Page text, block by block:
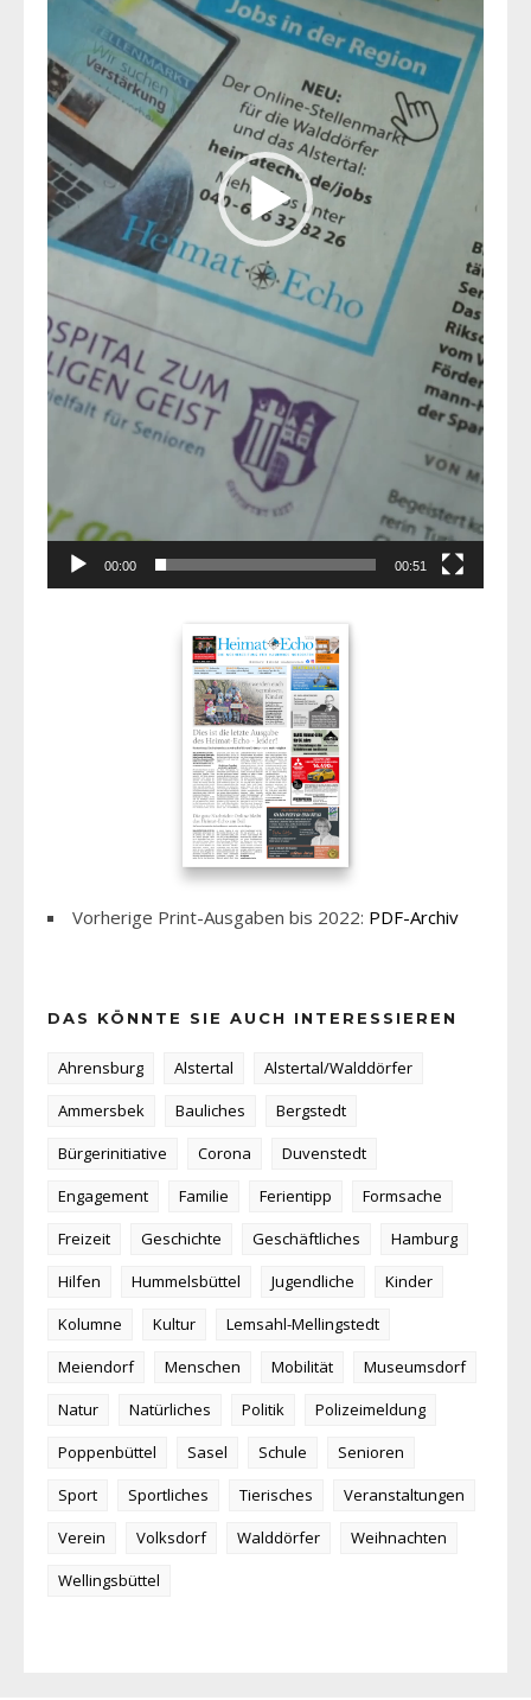
00:00 00:51
Vorherige Print-Ausgaben bis 2022: PDF-Archiv
DAS KÖNNTE SIE AUCH INTERESSIEREN
Ahrensburg Alstertal
Alstertal/Walddörfer
Ammersbek
Bauliches
Bergstedt
Bürgerinitiative
Corona
Duvenstedt
Engagement
Familie Ferientipp
Formsache
Freizeit
Geschichte Geschäftliches
Hamburg
Hilfen
Hummelsbüttel Jugendliche
Kinder
Kolumne
Kultur
Lemsahl-Mellingstedt
Meiendorf
Menschen Mobilität
Museumsdorf
Natur
Natürliches Politik
Polizeimeldung
Poppenbüttel
Sasel Schule
Senioren
Sport
Sportliches Tierisches
Veranstaltungen
Verein
Volksdorf Walddörfer
Weihnachten
Wellingsbüttel